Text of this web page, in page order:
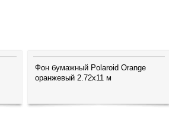
Фон бумажный Polaroid Orange
оранжевый 2.72x11 м